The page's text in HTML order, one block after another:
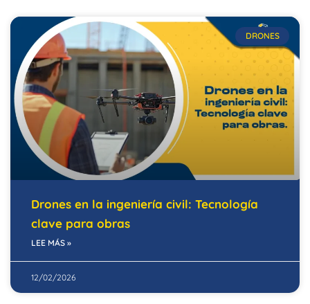
DRONES
Drones en la ingeniería civil: Tecnología
clave para obras
LEE MÁS »
12/02/2026